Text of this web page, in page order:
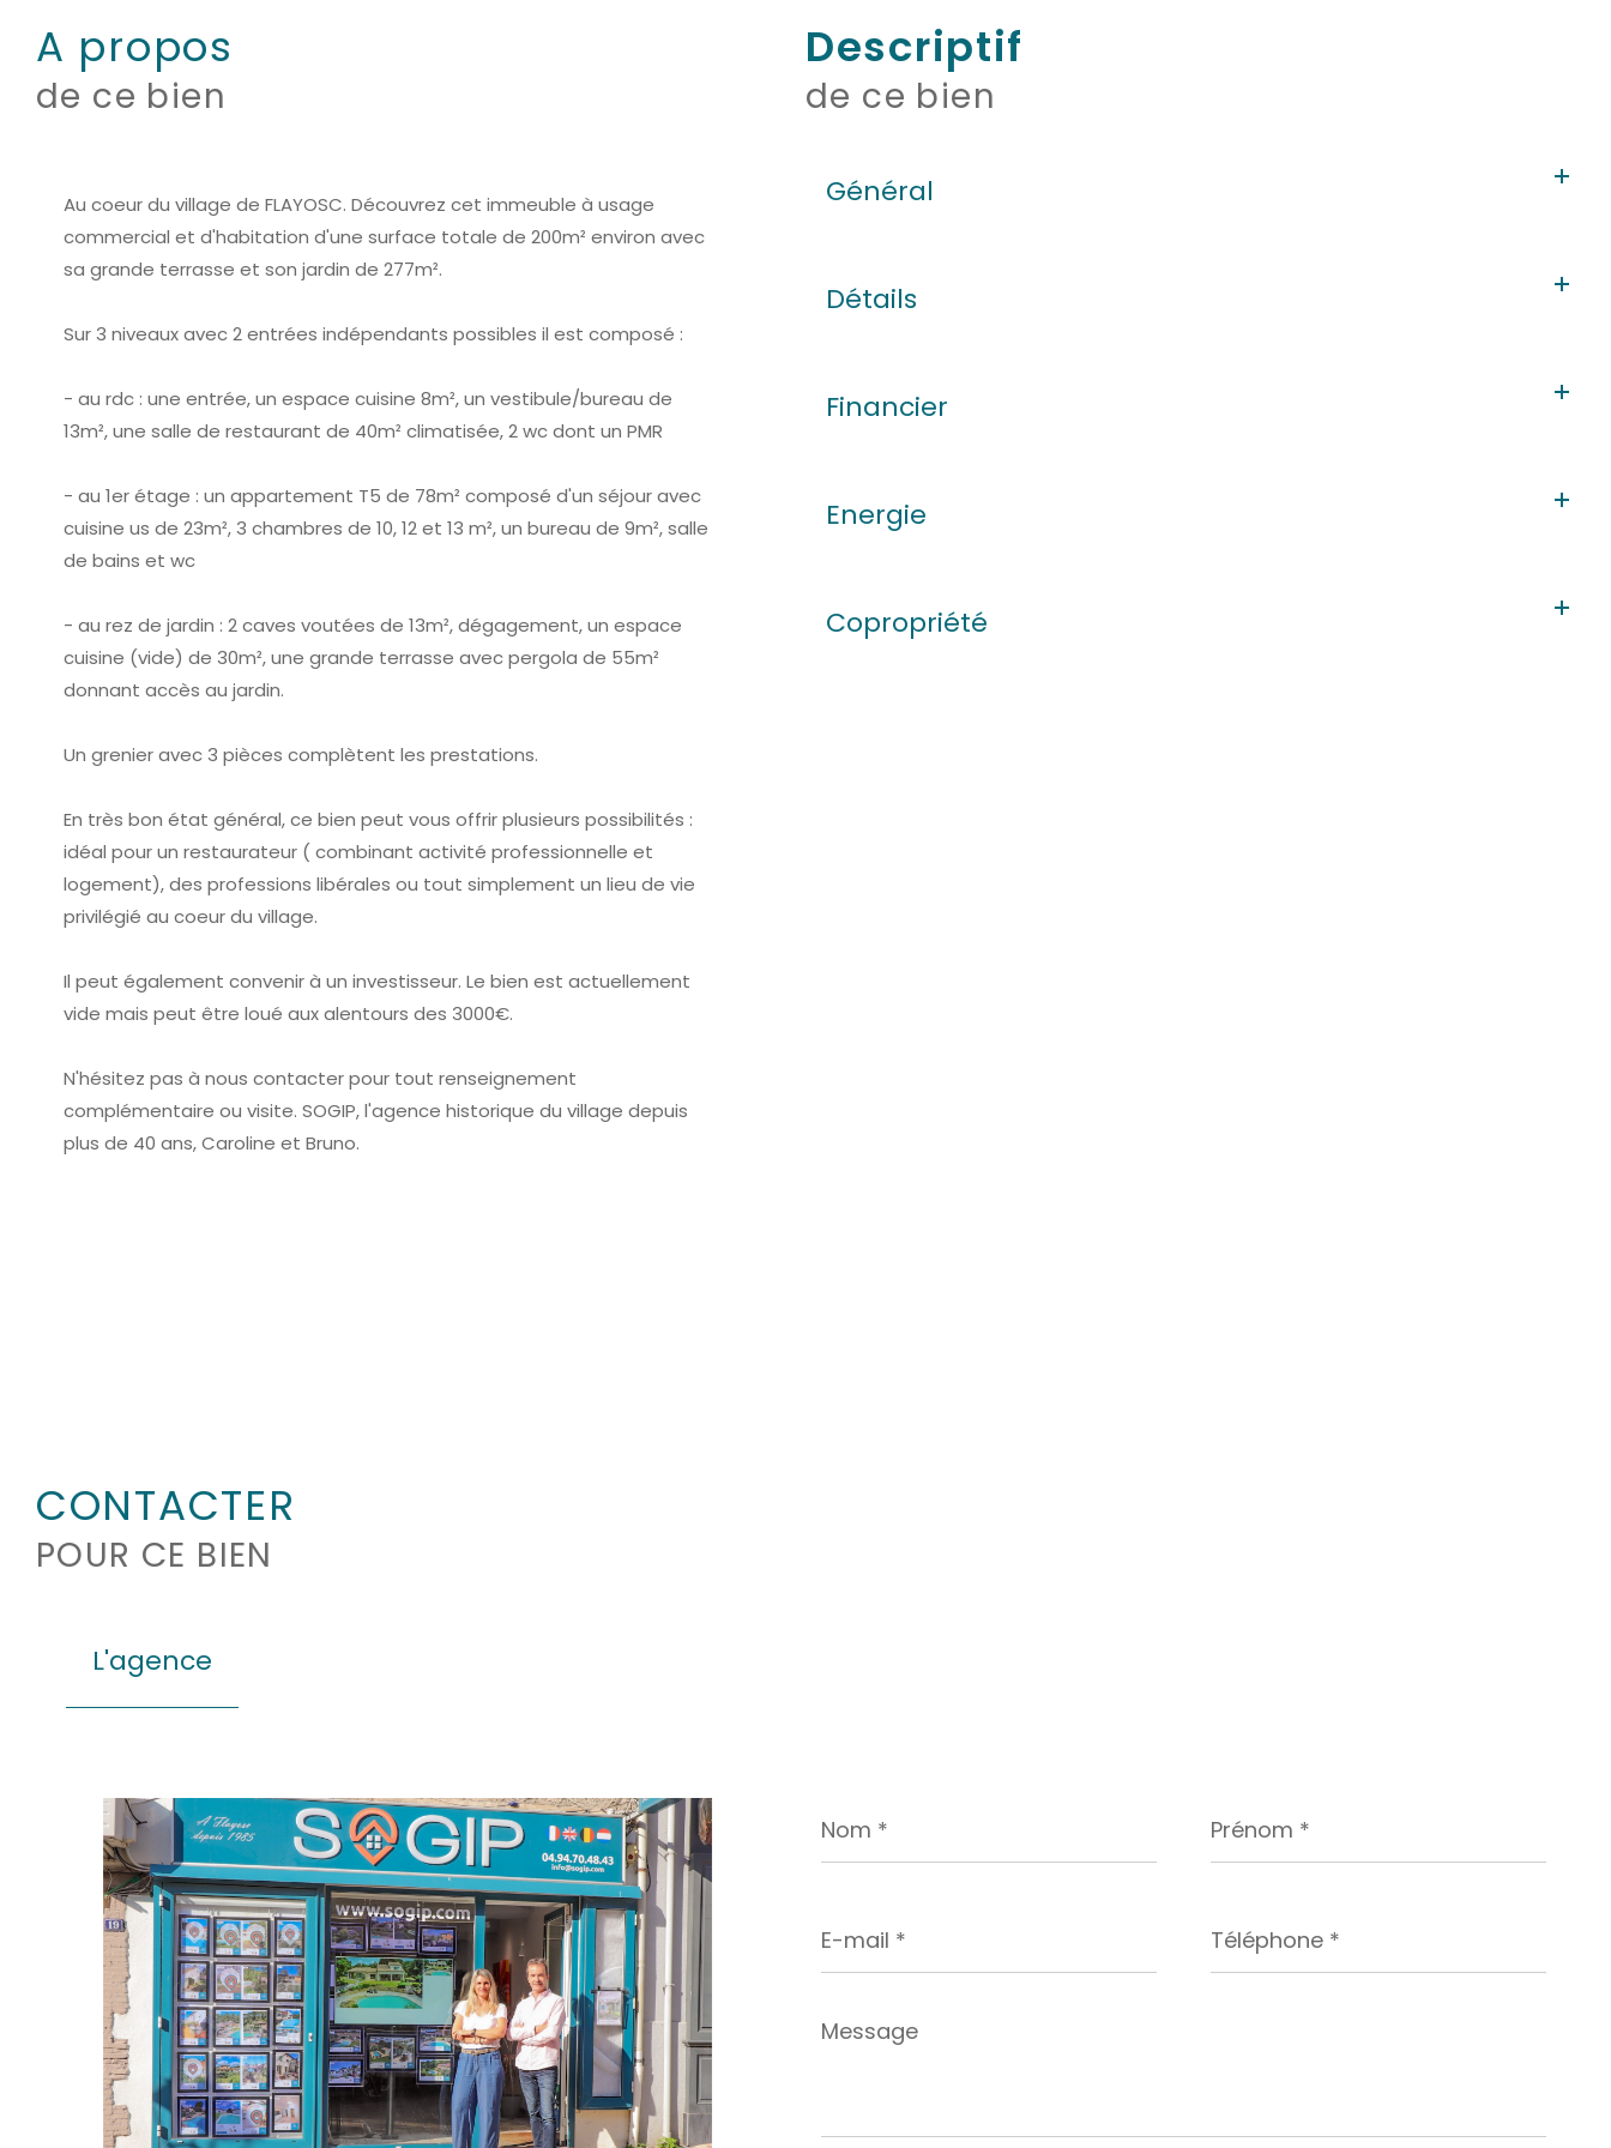
a propos
de ce bien
Au coeur du village de FLAYOSC. Découvrez cet immeuble à usage
commercial et d'habitation d'une surface totale de 200m² environ avec
sa grande terrasse et son jardin de 277m².
Sur 3 niveaux avec 2 entrées indépendants possibles il est composé :
- au rdc : une entrée, un espace cuisine 8m², un vestibule/bureau de
13m², une salle de restaurant de 40m² climatisée, 2 wc dont un PMR
- au 1er étage : un appartement T5 de 78m² composé d'un séjour avec
cuisine us de 23m², 3 chambres de 10, 12 et 13 m², un bureau de 9m², salle
de bains et wc
- au rez de jardin : 2 caves voutées de 13m², dégagement, un espace
cuisine (vide) de 30m², une grande terrasse avec pergola de 55m²
donnant accès au jardin.
Un grenier avec 3 pièces complètent les prestations.
En très bon état général, ce bien peut vous offrir plusieurs possibilités :
idéal pour un restaurateur ( combinant activité professionnelle et
logement), des professions libérales ou tout simplement un lieu de vie
privilégié au coeur du village.
Il peut également convenir à un investisseur. Le bien est actuellement
vide mais peut être loué aux alentours des 3000€.
N'hésitez pas à nous contacter pour tout renseignement
complémentaire ou visite. SOGIP, l'agence historique du village depuis
plus de 40 ans, Caroline et Bruno.
descriptif
de ce bien
Général
Détails
Financier
Energie
Copropriété
CONTACTER
POUR CE BIEN
L'agence
* *
mail
*
*
Message
*